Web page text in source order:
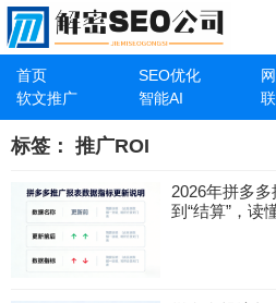
首页 SEO优化
软文推广
智能AI
标签： 推广ROI
2026年拼多多
到“结算”，读